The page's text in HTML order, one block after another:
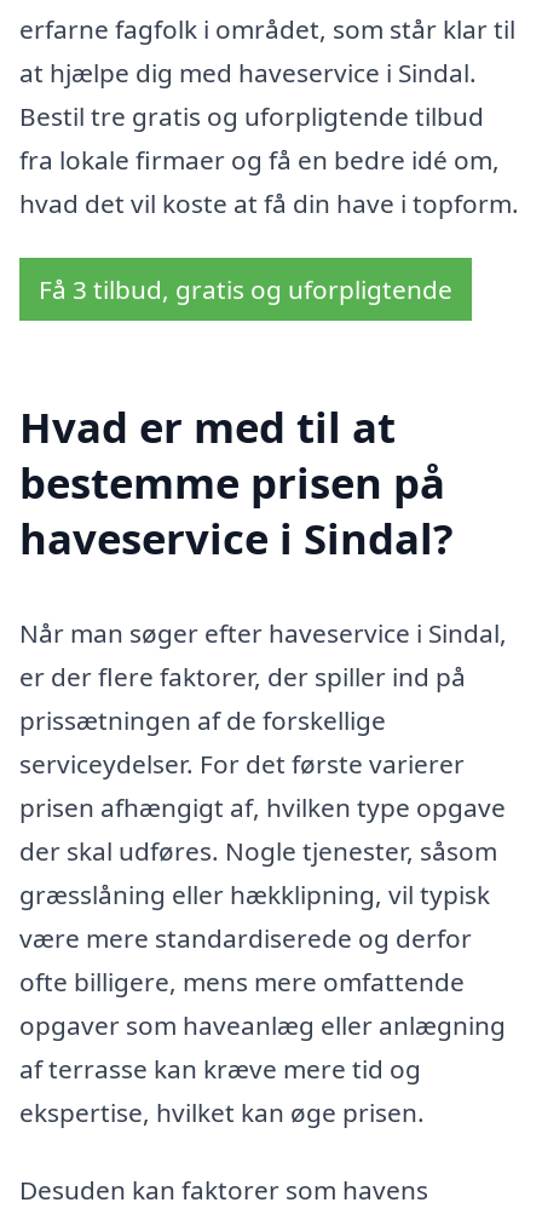
erfarne fagfolk i området, som står klar til
at hjælpe dig med haveservice i Sindal.
Bestil tre gratis og uforpligtende tilbud
fra lokale firmaer og få en bedre idé om,
hvad det vil koste at få din have i topform.
Få 3 tilbud, gratis og uforpligtende
Hvad er med til at
bestemme prisen på
haveservice i Sindal?
Når man søger efter haveservice i Sindal,
er der flere faktorer, der spiller ind på
prissætningen af de forskellige
serviceydelser. For det første varierer
prisen afhængigt af, hvilken type opgave
der skal udføres. Nogle tjenester, såsom
græsslåning eller hækklipning, vil typisk
være mere standardiserede og derfor
ofte billigere, mens mere omfattende
opgaver som haveanlæg eller anlægning
af terrasse kan kræve mere tid og
ekspertise, hvilket kan øge prisen.
Desuden kan faktorer som havens